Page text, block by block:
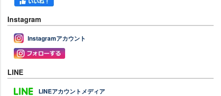
Instagram
Instagramアカウント
LINE
LINEアカウントメディア